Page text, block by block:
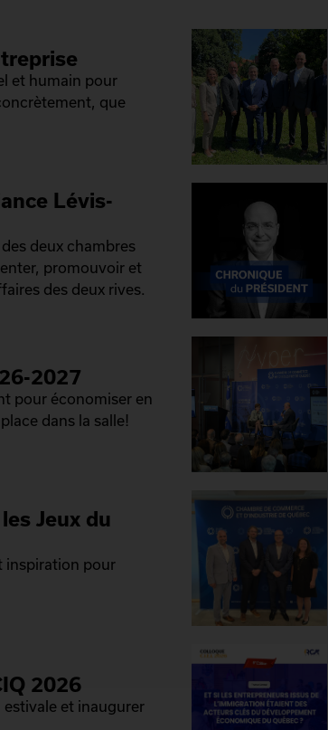
et humain pour
que
Lévis-
deux chambres
promouvoir et
des deux rives.
2027
pour économiser en
dans la salle!
Jeux du
inspiration pour
2026
estivale et inaugurer